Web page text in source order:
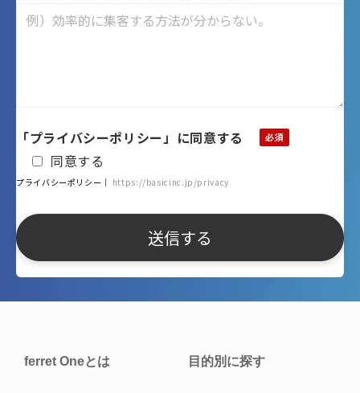
「プライバシーポリシー」に同意する
同意する
プライバシーポリシー｜ https://basicinc.jp/privacy
ferret Oneとは 目的別に探す